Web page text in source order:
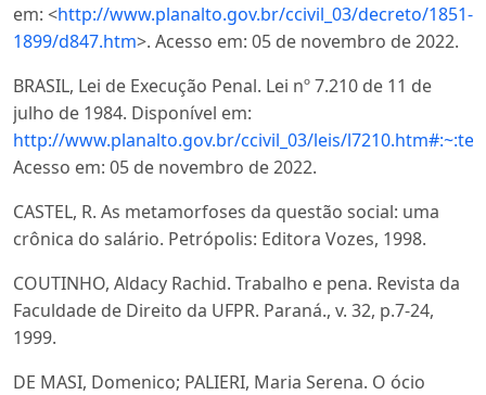
em: <http://www.planalto.gov.br/ccivil_03/decreto/1851-
1899/d847.htm>. Acesso em: 05 de novembro de 2022.
BRASIL, Lei de Execução Penal. Lei nº 7.210 de 11 de
julho de 1984. Disponível em:
http://www.planalto.gov.br/ccivil_03/leis/
Acesso em: 05 de novembro de 2022.
CASTEL, R. As metamorfoses da questão social: uma
crônica do salário. Petrópolis: Editora Vozes, 1998.
COUTINHO, Aldacy Rachid. Trabalho e pena. Revista da
Faculdade de Direito da UFPR. Paraná., v. 32, p.7-24,
1999.
DE MASI, Domenico; PALIERI, Maria Serena. O ócio